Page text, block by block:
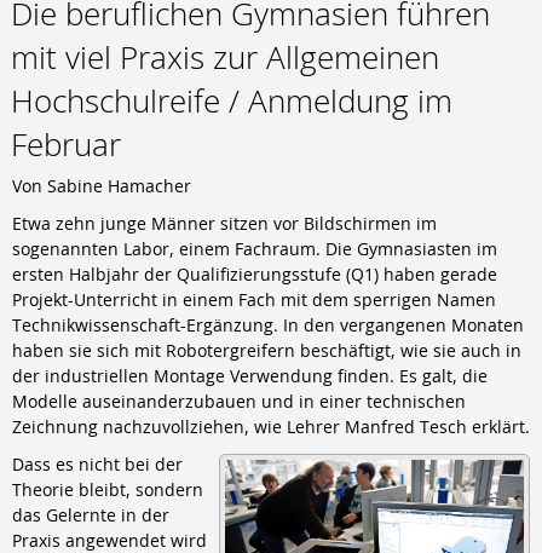
Berufsschule
Anlagenmechaniker/-in
Augenoptiker/-in
Eisenbahner/-in im Betriebsdienst
Fahrradmonteur/-in
Konstruktionsmechaniker/-in
Kraftfahrzeugmechatroniker/-in
Mechatroniker/-in
Zweiradmechatroniker/-in
Die beruflichen Gymnasien führen
mit viel Praxis zur Allgemeinen
Hochschulreife / Anmeldung im
Februar
Von Sabine Hamacher
Etwa zehn junge Männer sitzen vor Bildschirmen im
sogenannten Labor, einem Fachraum. Die Gymnasiasten im
ersten Halbjahr der Qualifizierungsstufe (Q1) haben gerade
Projekt-Unterricht in einem Fach mit dem sperrigen Namen
Technikwissenschaft-Ergänzung. In den vergangenen Monaten
haben sie sich mit Robotergreifern beschäftigt, wie sie auch in
der industriellen Montage Verwendung finden. Es galt, die
Modelle auseinanderzubauen und in einer technischen
Zeichnung nachzuvollziehen, wie Lehrer Manfred Tesch erklärt.
Dass es nicht bei der
Theorie bleibt, sondern
das Gelernte in der
Praxis angewendet wird